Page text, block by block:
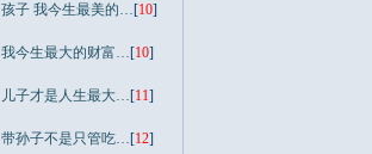
孩子 我今生最美的…[10]
我今生最大的财富…[10]
儿子才是人生最大…[11]
带孙子不是只管吃…[12]